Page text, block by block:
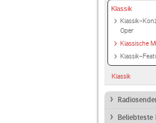
Klassik
Klassik-
Oper
Klassische
Klassik-
Klassik
Beliebteste